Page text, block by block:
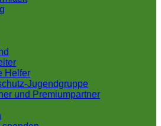
Helfer
Jugendgruppe
und Premiumpartner